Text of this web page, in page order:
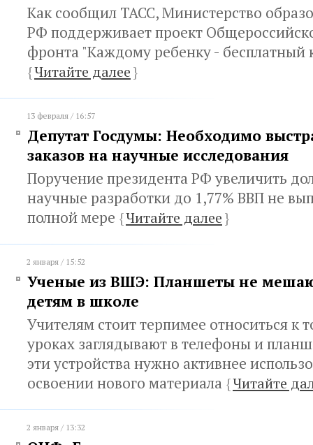
Как сообщил ТАСС, Министерство
РФ поддерживает проект
фронта "Каждому ребенку - бесплатный
{Читайте далее}
13 февраля / 16:57
Депутат Госдумы: Необходимо
заказов на научные исследования
Поручение президента РФ увеличить
научные разработки до 1,77% ВВП не
полной мере {Читайте далее}
2 января / 15:52
Ученые из ВШЭ: Планшеты не
детям в школе
Учителям стоит терпимее относиться к
уроках заглядывают в телефоны и
эти устройства нужно активнее
освоении нового материала {Читайте
2 января / 13:32